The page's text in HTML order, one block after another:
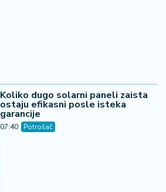
Koliko dugo solarni paneli zaista
ostaju efikasni posle isteka
garancije
07:40 Potrošač